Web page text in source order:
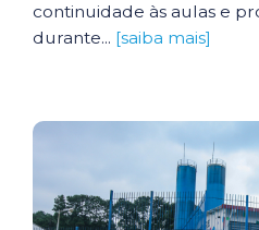
continuidade às aulas e
durante... [saiba mais]